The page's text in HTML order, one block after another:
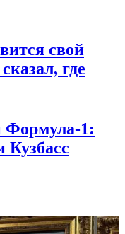
свой
где
Формула-1:
Кузбасс